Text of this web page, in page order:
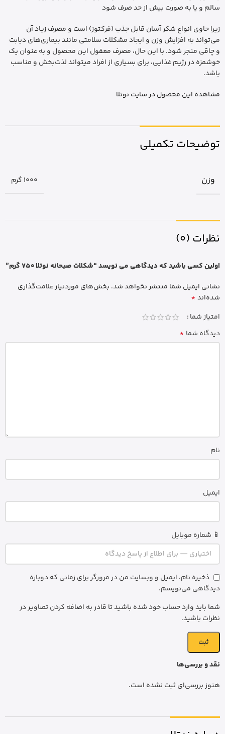
سالم و یا به صورت بیش از حد صرف شود
زیرا حاوی انواع شکر آسان قابل جذب (فرکتوز) است و مصرف زیاد آن
می‌تواند به افزایش وزن و ایجاد مشکلات سلامتی مانند بیماری‌های دیابت
و چاقی منجر شود. با این حال، مصرف معقول این محصول و به عنوان یک
خوشمزه در رژیم غذایی، برای بسیاری از افراد میتواند لذت‌بخش و مناسب
باشد.
مشاهده این محصول در سایت نوتلا
توضیحات تکمیلی
وزن 1000 گرم
نظرات (0)
نقد و بررسی‌ها
هنوز بررسی‌ای ثبت نشده است.
اولین کسی باشید که دیدگاهی می نویسد “شکلات صبحانه نوتلا 750 گرم”
نشانی ایمیل شما منتشر نخواهد شد. بخش‌های موردنیاز علامت‌گذاری
شده‌اند*
امتیاز شما
دیدگاه شما *
نام
ایمیل
📱 شماره موبایل
ذخیره نام، ایمیل و وبسایت من در مرورگر برای زمانی که دوباره
دیدگاهی می‌نویسم.
شما باید وارد حساب خود شده باشید تا قادر به اضافه کردن تصاویر در
نظرات باشید.